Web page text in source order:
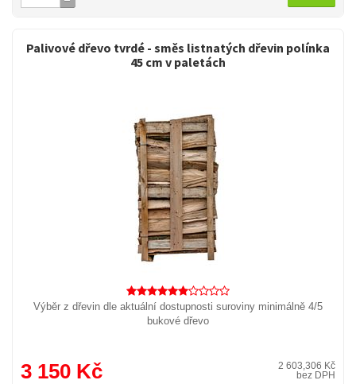
Palivové dřevo tvrdé - směs listnatých dřevin polínka
45 cm v paletách
Výběr z dřevin dle aktuální dostupnosti suroviny minimálně 4/5
bukové dřevo
3 150 Kč
2 603,306 Kč
bez DPH